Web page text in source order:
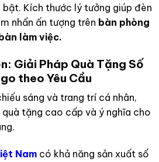
Kích thước lý tưởng giúp đèn
nhấn ấn tượng trên bàn phòng
làm việc.
Giải Pháp Quà Tặng Số
theo Yêu Cầu
sáng và trang trí cá nhân,
tặng cao cấp và ý nghĩa cho
Namcó khả năng sản xuất số